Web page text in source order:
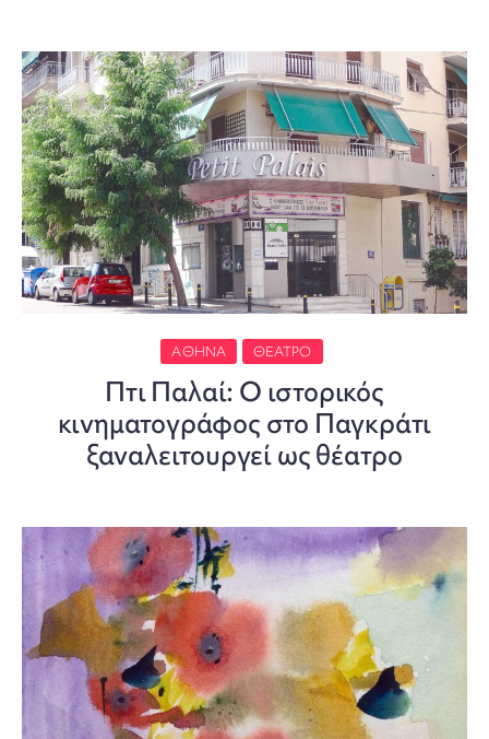
ΑΘΉΝΑ ΘΈΑΤΡΟ
Πτι Παλαί: Ο ιστορικός
κινηματογράφος στο Παγκράτι
ξαναλειτουργεί ως θέατρο